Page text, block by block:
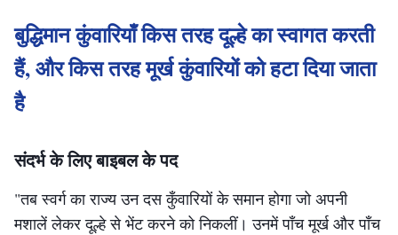
बुद्धिमान कुंवारियाँ किस तरह दूल्हे का स्वागत करती
हैं, और किस तरह मूर्ख कुंवारियों को हटा दिया जाता
है
संदर्भ के लिए बाइबल के पद
"तब स्वर्ग का राज्य उन दस कुँवारियों के समान होगा जो अपनी
मशालें लेकर दूल्हे से भेंट करने को निकलीं। उनमें पाँच मूर्ख और पाँच